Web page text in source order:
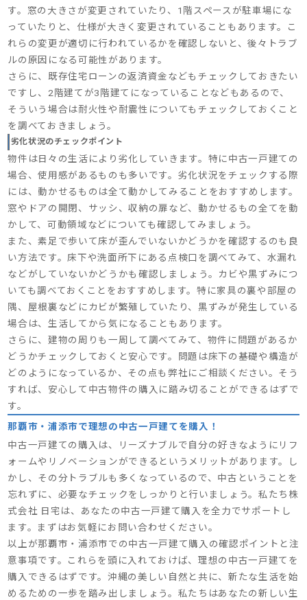
す。窓の大きさが変更されていたり、1階スペースが駐車場にな
っていたりと、仕様が大きく変更されていることもあります。こ
れらの変更が適切に行われているかを確認しないと、後々トラブ
ルの原因になる可能性があります。
さらに、既存住宅ローンの返済資金などもチェックしておきたい
ですし、2階建てが3階建てになっていることなどもあるので、
そういう場合は耐火性や耐震性についてもチェックしておくこと
を調べておきましょう。
劣化状況のチェックポイント
物件は日々の生活により劣化していきます。特に中古一戸建ての
場合、使用感があるものも多いです。劣化状況をチェックする際
には、動かせるものは全て動かしてみることをおすすめします。
窓やドアの開閉、サッシ、収納の扉など、動かせるもの全てを動
かして、可動領域などについても確認してみましょう。
また、素足で歩いて床が歪んでいないかどうかを確認するのも良
い方法です。床下や洗面所下にある点検口を調べてみて、水漏れ
などがしていないかどうかも確認しましょう。カビや黒ずみにつ
いても調べておくことをおすすめします。特に家具の裏や部屋の
隅、屋根裏などにカビが繁殖していたり、黒ずみが発生している
場合は、生活してから気になることもあります。
さらに、建物の周りも一周して調べてみて、物件に問題があるか
どうかチェックしておくと安心です。問題は床下の基礎や構造が
どのようになっているか、その点も弊社にご相談ください。そう
すれば、安心して中古物件の購入に踏み切ることができるはずで
す。
那覇市・浦添市で理想の中古一戸建てを購入！
中古一戸建ての購入は、リーズナブルで自分の好きなようにリフ
ォームやリノベーションができるというメリットがあります。し
かし、その分トラブルも多くなっているので、中古ということを
忘れずに、必要なチェックをしっかりと行いましょう。私たち株
式会社 日宅は、あなたの中古一戸建て購入を全力でサポートし
ます。まずはお気軽にお問い合わせください。
以上が那覇市・浦添市での中古一戸建て購入の確認ポイントと注
意事項です。これらを頭に入れておけば、理想の中古一戸建てを
購入できるはずです。沖縄の美しい自然と共に、新たな生活を始
めるための一歩を踏み出しましょう。私たちはあなたの新しい生